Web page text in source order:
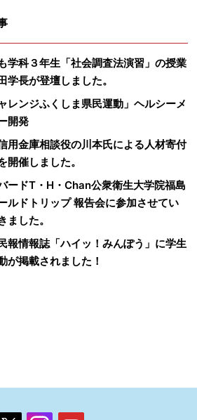
学科３年生「社会調査法演習」の授業
学長が登壇しました。
ャレンジふくしま県民運動」ヘルシーメ
開発
用金庫相談役の川本氏による人材寄付
開催しました。
ードT・H・Chan公衆衛生大学院福島
ルドトリップ 報告会に参加させてい
ました。
報情報誌「ハイッ！みんぽう」に学生
が掲載されました！